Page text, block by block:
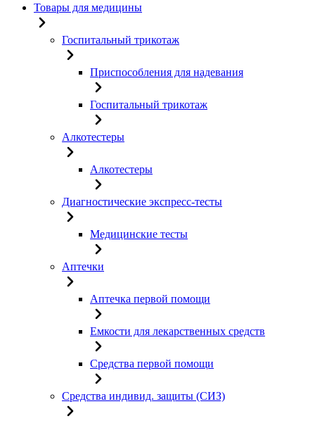
Товары для медицины
Госпитальный трикотаж
Приспособления для надевания
Госпитальный трикотаж
Алкотестеры
Алкотестеры
Диагностические экспресс-тесты
Медицинские тесты
Аптечки
Аптечка первой помощи
Емкости для лекарственных средств
Средства первой помощи
Средства индивид. защиты (СИЗ)